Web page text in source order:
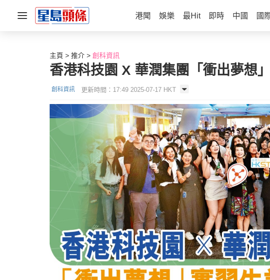
港聞 娛樂 最Hit 即時 中國 國
主頁 推介 創科資訊
香港科技園 X 華潤集團「衝出夢想
創科資訊 更新時間：17:49 2025-07-17 HKT